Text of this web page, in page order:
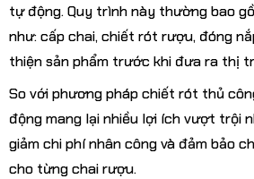
tự động. Quy trình này thường bao
như: cấp chai, chiết rót rượu, đóng
thiện sản phẩm trước khi đưa ra thị
So với phương pháp chiết rót thủ
động mang lại nhiều lợi ích vượt trội
giảm chi phí nhân công và đảm bảo
cho từng chai rượu.